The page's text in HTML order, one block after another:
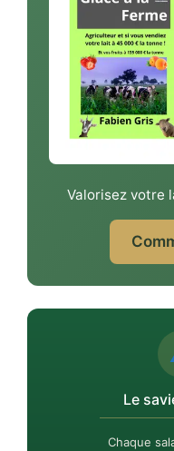
Valorisez votre
Le
Chaque